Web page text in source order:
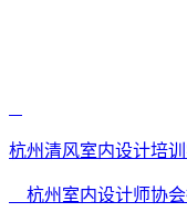
杭州清风室内设计培
杭州室内设计师协